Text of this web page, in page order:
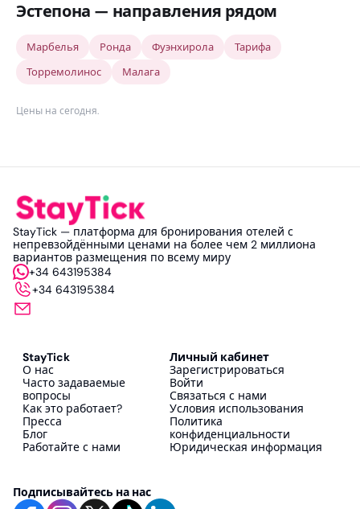
Эстепона — направления рядом
Марбелья Ронда Фуэнхирола
Тарифа
Торремолинос
Малага
Цены на сегодня.
StayTick — платформа для бронирования отелей с
непревзойдёнными ценами на более чем 2 миллиона
вариантов размещения по всему миру
+34 643195384
+34 643195384
StayTick
О нас
Часто задаваемые
вопросы
Как это работает?
Пресса
Блог
Работайте с нами
Личный кабинет
Зарегистрироваться
Войти
Связаться с нами
Условия использования
Политика
конфиденциальности
Юридическая информация
Подписывайтесь на нас